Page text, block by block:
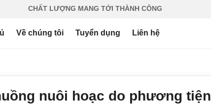
CHẤT LƯỢNG MANG TỚI THÀNH CÔNG
Về chúng tôi Tuyển dụng Liên hệ
nuôi hoạc do phương